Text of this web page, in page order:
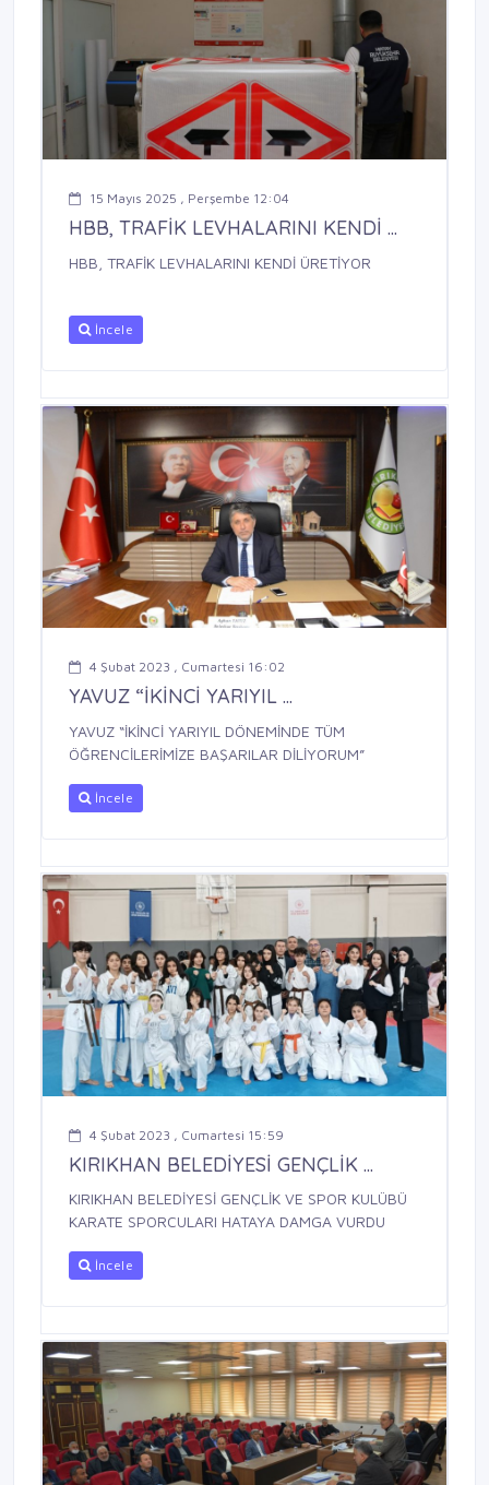
15 Mayıs 2025 , Perşembe 12:04
HBB, TRAFİK LEVHALARINI KENDİ ...
HBB, TRAFİK LEVHALARINI KENDİ ÜRETİYOR
İncele
4 Şubat 2023 , Cumartesi 16:02
YAVUZ “İKİNCİ YARIYIL ...
YAVUZ “İKİNCİ YARIYIL DÖNEMİNDE TÜM
ÖĞRENCİLERİMİZE BAŞARILAR DİLİYORUM”
İncele
4 Şubat 2023 , Cumartesi 15:59
KIRIKHAN BELEDİYESİ GENÇLİK ...
KIRIKHAN BELEDİYESİ GENÇLİK VE SPOR KULÜBÜ
KARATE SPORCULARI HATAYA DAMGA VURDU
İncele